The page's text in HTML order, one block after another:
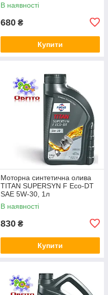
В наявності
680 ₴
Купити
Моторна синтетична олива
TITAN SUPERSYN F Eco-DT
SAE 5W-30, 1л
В наявності
830 ₴
Купити